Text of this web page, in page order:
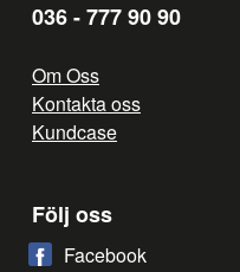
036 - 777 90 90
Om Oss
Kontakta oss
Kundcase
Följ oss
Facebook